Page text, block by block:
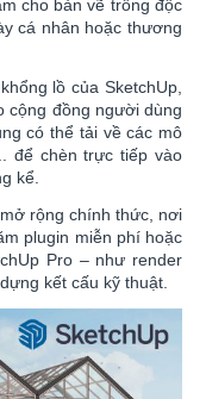
cho bản vẽ trông độc
cá nhân hoặc thương
lồ của SketchUp,
cộng đồng người dùng
có thể tải về các mô
để chèn trực tiếp vào
kể.
rộng chính thức, nơi
plugin miễn phí hoặc
Pro – như render
kết cấu kỹ thuật.